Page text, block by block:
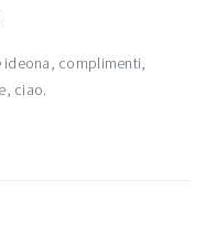
ideona, complimenti,
ciao.